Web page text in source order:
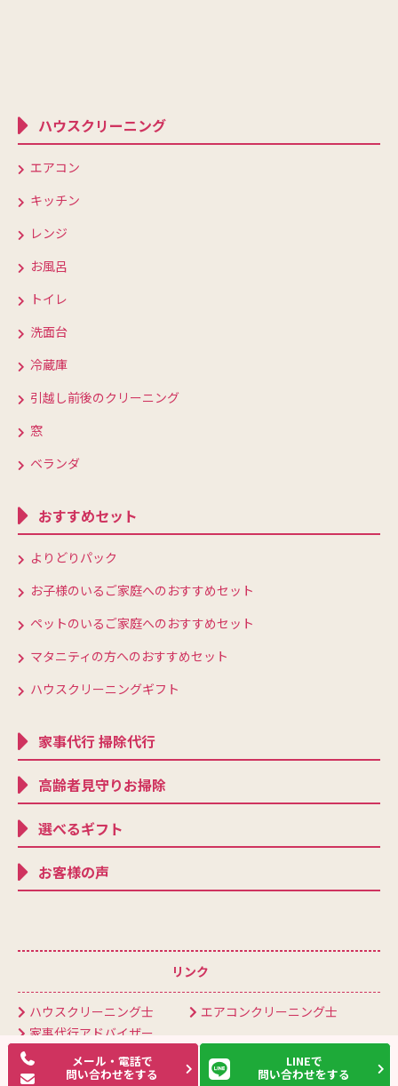
ハウスクリーニング
エアコン
キッチン
レンジ
お風呂
トイレ
洗面台
冷蔵庫
引越し前後のクリーニング
窓
ベランダ
おすすめセット
よりどりパック
お子様のいるご家庭へのおすすめセット
ペットのいるご家庭へのおすすめセット
マタニティの方へのおすすめセット
ハウスクリーニングギフト
家事代行 掃除代行
高齢者見守りお掃除
選べるギフト
お客様の声
リンク
ハウスクリーニング士
エアコンクリーニング士
家事代行アドバイザー
日本ハウスクリーニング協会会員
メール・電話で
問い合わせをする
LINEで
問い合わせをする